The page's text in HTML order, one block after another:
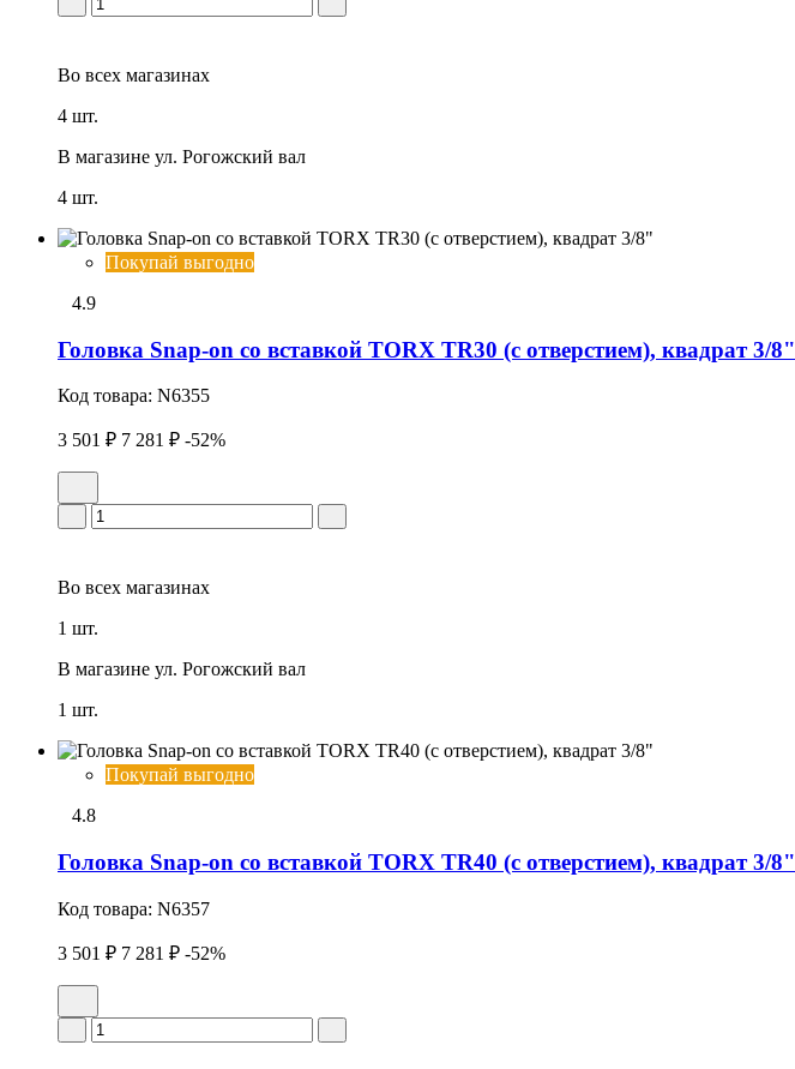
Во всех магазинах
4 шт.
В магазине ул. Рогожский вал
4 шт.
Покупай выгодно
4.9
Головка Snap-on со вставкой TORX TR30 (с отверстием), квадрат 3/8"
Код товара: N6355
3 501 ₽ 7 281 ₽ -52%
Во всех магазинах
1 шт.
В магазине ул. Рогожский вал
1 шт.
Покупай выгодно
4.8
Головка Snap-on со вставкой TORX TR40 (с отверстием), квадрат 3/8"
Код товара: N6357
3 501 ₽ 7 281 ₽ -52%